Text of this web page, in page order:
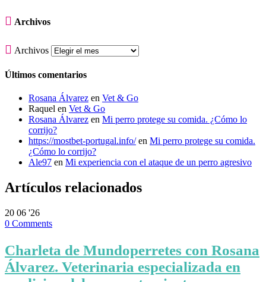
 Archivos
 Archivos
Últimos comentarios
Rosana Álvarez en Vet & Go
Raquel en Vet & Go
Rosana Álvarez en Mi perro protege su comida. ¿Cómo lo
corrijo?
https://mostbet-portugal.info/en Mi perro protege su comida.
¿Cómo lo corrijo?
Ale97 en Mi experiencia con el ataque de un perro agresivo
Artículos relacionados
20 06 '26
0 Comments
Charleta de Mundoperretes con Rosana
Álvarez. Veterinaria especializada en